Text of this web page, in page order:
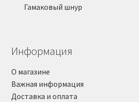
Гамаковый шнур
Информация
О магазине
Важная информация
Доставка и оплата